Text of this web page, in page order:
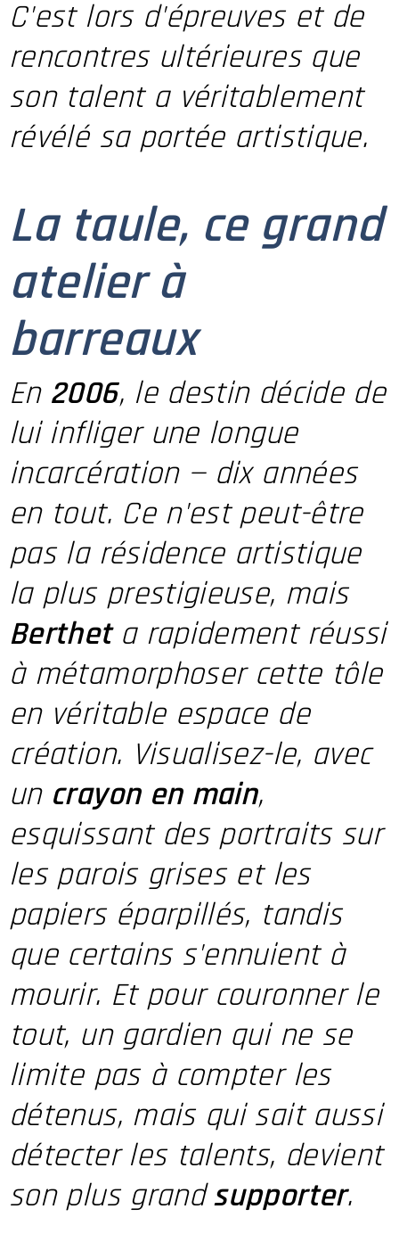
C'est lors d'épreuves et de
rencontres ultérieures que
son talent a véritablement
révélé sa portée artistique.
La taule, ce grand
atelier à
barreaux
En 2006, le destin décide de
lui infliger une longue
incarcération — dix années
en tout. Ce n'est peut-être
pas la résidence artistique
la plus prestigieuse, mais
Berthet a rapidement réussi
à métamorphoser cette tôle
en véritable espace de
création. Visualisez-le, avec
un crayon en main,
esquissant des portraits sur
les parois grises et les
papiers éparpillés, tandis
que certains s'ennuient à
mourir. Et pour couronner le
tout, un gardien qui ne se
limite pas à compter les
détenus, mais qui sait aussi
détecter les talents, devient
son plus grandsupporter.